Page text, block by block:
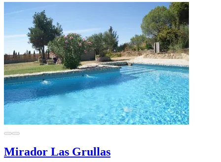
Mirador Las Grullas